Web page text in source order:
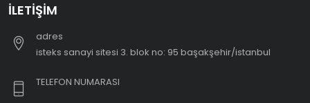
İLETIŞIM
adres
i̇steks sanayi sitesi 3. blok no: 95 başakşehir/i̇stanbul
TELEFON NUMARASI